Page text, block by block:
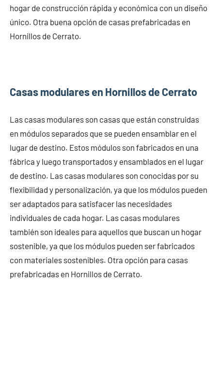
hogar de construcción rápida y económica con un diseño
único. Otra buena opción de casas prefabricadas en
Hornillos de Cerrato.
Casas modulares en Hornillos de Cerrato
Las casas modulares son casas que están construidas
en módulos separados que se pueden ensamblar en el
lugar de destino. Estos módulos son fabricados en una
fábrica y luego transportados y ensamblados en el lugar
de destino. Las casas modulares son conocidas por su
flexibilidad y personalización, ya que los módulos pueden
ser adaptados para satisfacer las necesidades
individuales de cada hogar. Las casas modulares
también son ideales para aquellos que buscan un hogar
sostenible, ya que los módulos pueden ser fabricados
con materiales sostenibles. Otra opción para casas
prefabricadas en Hornillos de Cerrato.